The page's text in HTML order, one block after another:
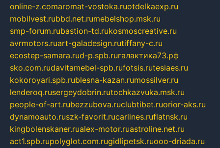
online-z.comaromat-vostoka.ruotdelkaexp.ru
mobilvest.rubbd.net.rumebelshop.msk.ru
smp-forum.rubastion-td.rukosmoscreative.ru
avrmotors.ruart-galadesign.rutiffany-c.ru
ecostep-samara.rud-p.spb.ruгалактика73.рф
sko.com.rudavitamebel-spb.rufotsis.rutesiaes.ru
kokoroyari.spb.rublesna-kazan.rumossilver.ru
lenderoq.rusergeydobrin.rutochkazvuka.msk.ru
people-of-art.rubezzubova.ruclubtibet.ruorior-aks.ru
dynamoauto.ruszk-favorit.rucarlines.ruflatnsk.ru
kingbolenskaner.rualex-motor.ruastroline.net.ru
act1.spb.rupolyglot.com.rugidlipetsk.ruooo-driada.ru